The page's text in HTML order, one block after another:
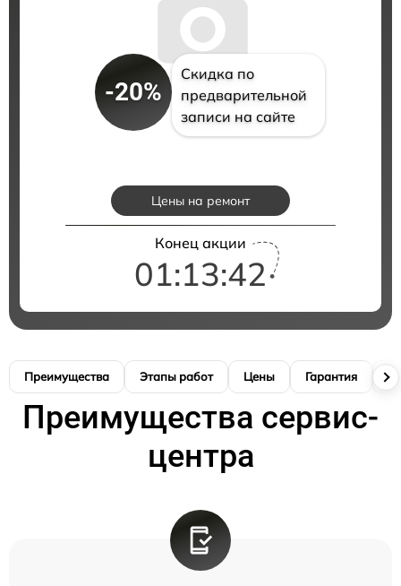
-20%
Скидка по
предварительной
записи на сайте
Цены на ремонт
Конец акции
01:13:41
Преимущества Этапы работ Цены Гарантия
Преимущества сервис-
центра